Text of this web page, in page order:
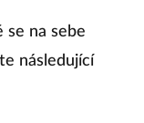
se na sebe
následující